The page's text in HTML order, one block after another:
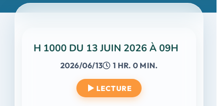
H 1000 DU 13 JUIN 2026 À 09H
2026/06/13 1 HR. 0 MIN.
LECTURE